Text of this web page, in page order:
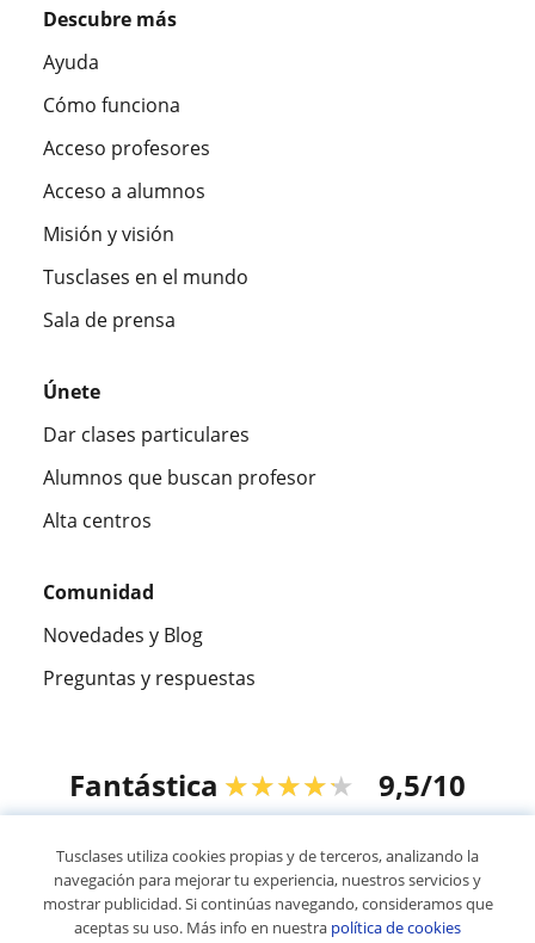
Descubre más
Ayuda
Cómo funciona
Acceso profesores
Acceso a alumnos
Misión y visión
Tusclases en el mundo
Sala de prensa
Únete
Dar clases particulares
Alumnos que buscan profesor
Alta centros
Comunidad
Novedades y Blog
Preguntas y respuestas
Fantástica ★★★★★ 9,5/10
© 2007 - 2026 Tusclases.co
Tusclases utiliza cookies propias y de terceros, analizando la
navegación para mejorar tu experiencia, nuestros servicios y
mostrar publicidad. Si continúas navegando, consideramos que
aceptas su uso. Más info en nuestra política de cookies